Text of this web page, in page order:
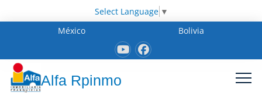
Select Language ▼
México
Bolivia
Alfa Rpinmo